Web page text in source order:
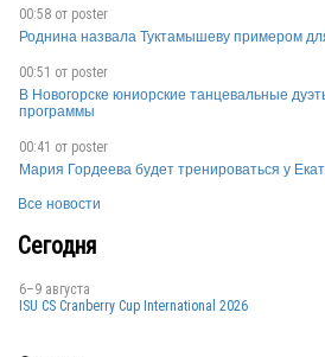
RUS
FIN
00:58 от poster
Роднина назвала Туктамышеву примером
00:51 от poster
В Новогорске юниорские танцевальные
программы
00:41 от poster
Мария Гордеева будет тренироваться у
Все новости
Сегодня
6–9 августа
ISU CS Cranberry Cup International 2026